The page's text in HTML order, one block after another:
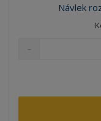
Návlek